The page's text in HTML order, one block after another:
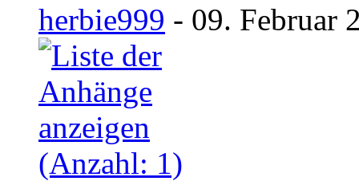
herbie999 - 09. Februar